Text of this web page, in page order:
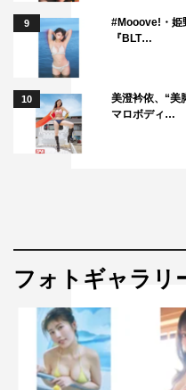
9
#Mooove!・姫
『BLT…
10
美澄衿依、“美
マロボディ…
フォトギャラリ